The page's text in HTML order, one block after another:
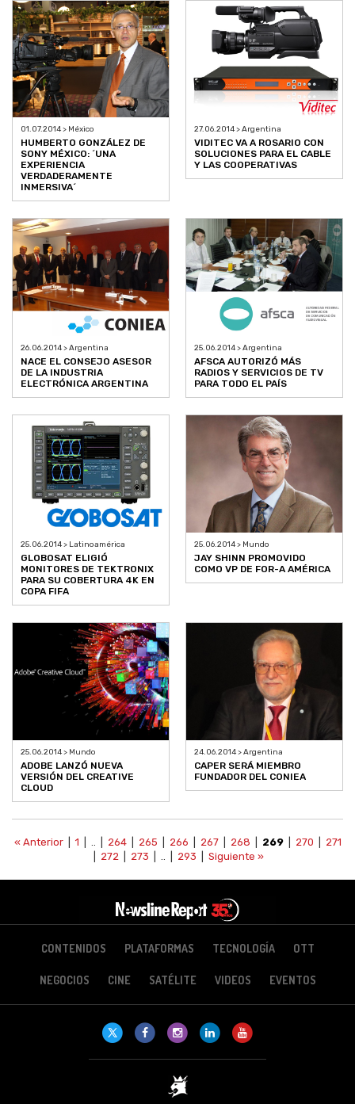
01.07.2014 > México
HUMBERTO GONZÁLEZ DE
SONY MÉXICO: ´UNA
EXPERIENCIA
VERDADERAMENTE
INMERSIVA´
27.06.2014 > Argentina
VIDITEC VA A ROSARIO CON
SOLUCIONES PARA EL CABLE
Y LAS COOPERATIVAS
26.06.2014 > Argentina
NACE EL CONSEJO ASESOR
DE LA INDUSTRIA
ELECTRÓNICA ARGENTINA
25.06.2014 > Argentina
AFSCA AUTORIZÓ MÁS
RADIOS Y SERVICIOS DE TV
PARA TODO EL PAÍS
25.06.2014 > Latinoamérica
GLOBOSAT ELIGIÓ
MONITORES DE TEKTRONIX
PARA SU COBERTURA 4K EN
COPA FIFA
25.06.2014 > Mundo
JAY SHINN PROMOVIDO
COMO VP DE FOR-A AMÉRICA
25.06.2014 > Mundo
ADOBE LANZÓ NUEVA
VERSIÓN DEL CREATIVE
CLOUD
24.06.2014 > Argentina
CAPER SERÁ MIEMBRO
FUNDADOR DEL CONIEA
« Anterior| 1 264| 265 266 267| 268 269| 270
271
272 273 293 Siguiente »
CONTENIDOS PLATAFORMAS TECNOLOGÍA OTT
NEGOCIOS CINE SATÉLITE VIDEOS EVENTOS